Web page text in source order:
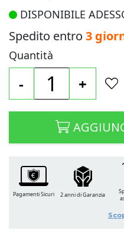
DISPONIBILE
Spedito entro 3
Quantità
- +
Pagamenti Sicuri 2 anni di Garanzia